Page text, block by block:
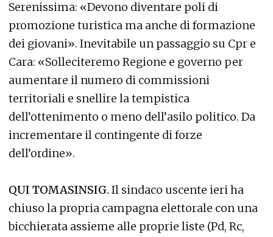
Serenissima: «Devono diventare poli di
promozione turistica ma anche di formazione
dei giovani». Inevitabile un passaggio su Cpr e
Cara: «Solleciteremo Regione e governo per
aumentare il numero di commissioni
territoriali e snellire la tempistica
dell’ottenimento o meno dell’asilo politico. Da
incrementare il contingente di forze
dell’ordine».
QUI TOMASINSIG. Il sindaco uscente ieri ha
chiuso la propria campagna elettorale con una
bicchierata assieme alle proprie liste (Pd, Rc,